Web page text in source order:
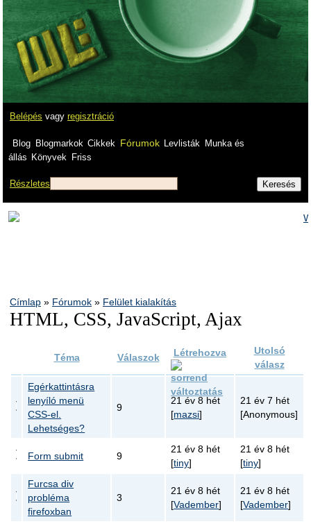
Belépés vagy regisztráció
Blog Blogmarkok Cikkek Fórumok Levlisták
Munka és
állás Könyvek Friss
Részletes
Címlap » Fórumok » Felület kialakítás
HTML, CSS, JavaScript, Ajax
Téma Válaszok Létrehozva
Utolsó
válasz
Egérkattintásra
lenyíló menü
CSS-el.
Lehetséges?
9
21 év 8 hét
[mazsi]
21 év 7 hét
[Anonymous]
Form submit 9
21 év 8 hét
[tiny]
21 év 8 hét
[tiny]
Furcsa div
probléma
firefoxban
3
21 év 8 hét
[Vadember]
21 év 8 hét
[Vadember]